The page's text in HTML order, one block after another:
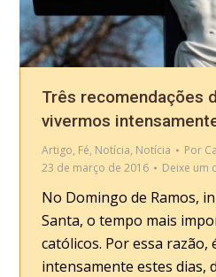
Três recomendações
vivermos
Artigo, Fé, Notícia, Notícia Por
23 de março de 2016
Deixe um
No Domingo de Ramos,
Santa, o tempo mais
católicos. Por essa
intensamente estes dias,